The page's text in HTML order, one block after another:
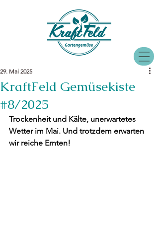
KraftFeld Gemüsekiste
#8/2025
29. Mai 2025
Trockenheit und Kälte, unerwartetes
Wetter im Mai. Und trotzdem erwarten
wir reiche Ernten!